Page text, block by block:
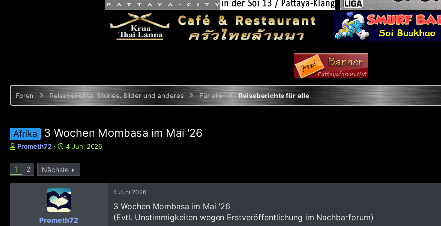
Foren Reiseberichte, Stories, Bilder und anderes Für alle Reiseberichte für alle
Afrika 3 Wochen Mombasa im Mai '26
E
s
Prometh72
E
s
t
l
l
t
a
4 Juni 2026
1 2 Nächste
Prometh72
4 Juni 2026
3 Wochen Mombasa im Mai '26
(Evtl. Unstimmigkeiten wegen Erstveröffentlichung im Nachbarforum)